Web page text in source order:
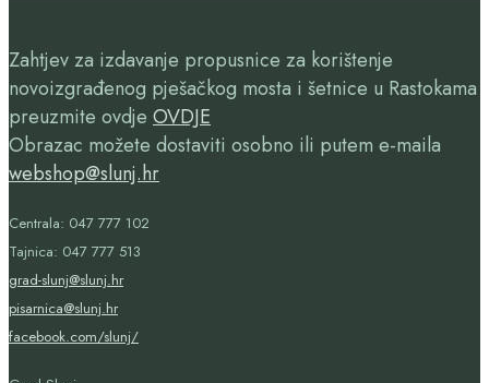
Zahtjev za izdavanje propusnice za korištenje
novoizgrađenog pješačkog mosta i šetnice u Rastokama
preuzmite ovdje OVDJE
Obrazac možete dostaviti osobno ili putem e-maila
webshop@slunj.hr
Centrala: 047 777 102
Tajnica: 047 777 513
grad-slunj@slunj.hr
pisarnica@slunj.hr
facebook.com/slunj/